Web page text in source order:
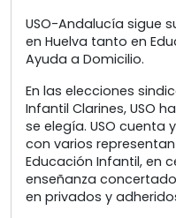
USO-Andalucía sigue
en Huelva tanto en
Ayuda a Domicilio.
En las elecciones
Infantil Clarines, USO
se elegía. USO cuenta
con varios
Educación Infantil, en
enseñanza
en privados y